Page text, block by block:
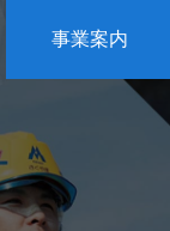
事業案内